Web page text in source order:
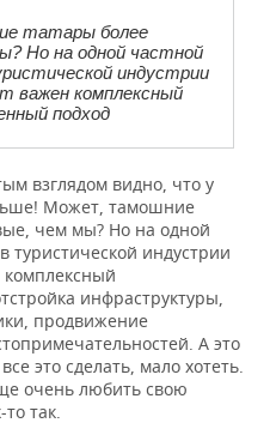
татары более
Но на одной частной
индустрии
важен комплексный
подход
взглядом видно, что у
Может, тамошние
чем мы? Но на одной
туристической индустрии
инфраструктуры,
продвижение
А это
это сделать, мало хотеть.
очень любить свою
так.